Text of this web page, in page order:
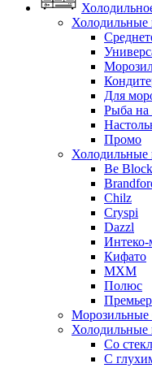
Холодильные
Для
Рыба на
Промо
Холодильные
Be
Chilz
Cryspi
Dazzl
Интеко-
Кифато
МХМ
Полюс
Премьер
Морозильные
Со
С